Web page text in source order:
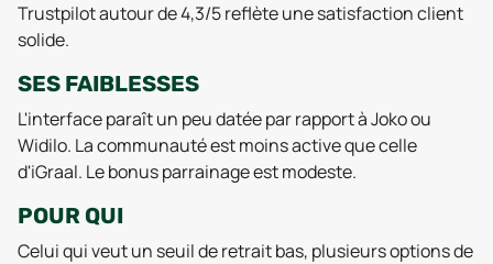
Trustpilot autour de 4,3/5 reflète une satisfaction client
solide.
SES FAIBLESSES
L'interface paraît un peu datée par rapport à Joko ou
Widilo. La communauté est moins active que celle
d'iGraal. Le bonus parrainage est modeste.
POUR QUI
Celui qui veut un seuil de retrait bas, plusieurs options de